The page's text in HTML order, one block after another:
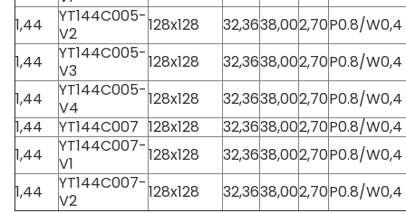
1,44
YT144C005-
V2
128x128 32,3638,002,70P0.8/W0,4
1,44
YT144C005-
V3
128x128 32,3638,002,70P0.8/W0,4
1,44
YT144C005-
V4
128x128 32,3638,002,70P0.8/W0,4
1,44
YT144C007 128x128 32,3638,002,70P0.8/W0,4
1,44
YT144C007-
V1
128x128 32,3638,002,70P0.8/W0,4
1,44
YT144C007-
V2
128x128 32,3638,002,70P0.8/W0,4